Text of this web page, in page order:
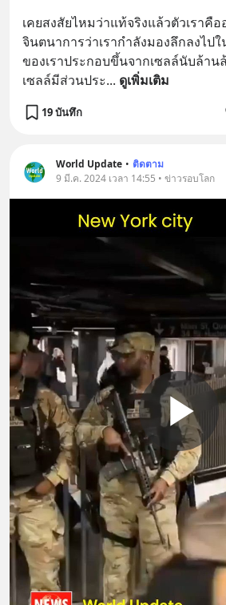
เคยสงสัยไหมว่าแท้จริงแล้วตัวเราคือ
จินตนาการว่าเรากำลังมองลึกลงไปใ
ของเราประกอบขึ้นจากเซลล์นับล้าน
เซลล์มีส่วนประ... ดูเพิ่มเติม
19 บันทึก
World Update • ติดตาม
9 มี.ค. 2024 เวลา 14:55 • ข่าวรอบโลก